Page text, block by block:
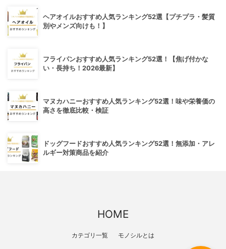
ヘアオイルおすすめ人気ランキング52選【プチプラ・髪質
別やメンズ向けも！】
フライパンおすすめ人気ランキング52選！【焦げ付かな
い・長持ち！2026最新】
マヌカハニーおすすめ人気ランキング52選！味や栄養価の
高さを徹底比較・検証
ドッグフードおすすめ人気ランキング52選！無添加・アレ
ルギー対策商品を紹介
HOME
カテゴリ一覧 モノシルとは